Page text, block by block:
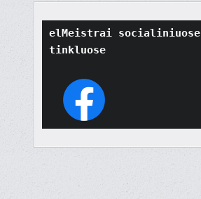
elMeistrai socialiniuose
tinkluose